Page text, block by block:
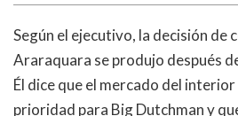
Según el ejecutivo, la decisión de
Araraquara se produjo después
Él dice que el mercado del interior
prioridad para Big Dutchman y